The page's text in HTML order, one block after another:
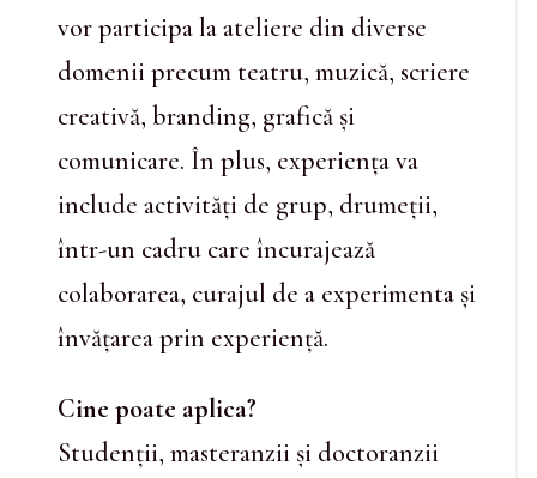
vor participa la ateliere din diverse
domenii precum teatru, muzică, scriere
creativă, branding, grafică și
comunicare. În plus, experiența va
include activități de grup, drumeții,
într-un cadru care încurajează
colaborarea, curajul de a experimenta și
învățarea prin experiență.
Cine poate aplica?
Studenții, masteranzii și doctoranzii